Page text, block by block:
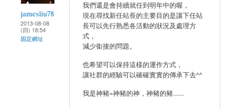
jamesliu78
2013-08-08
(四) 18:54
固定網址
我們還是會持續就任到明年中的喔，
現在尋找新任站長的主要目的是讓下任站
長可以先行熟悉各活動的狀況及處理方
式，
減少銜接的問題。
也希望可以保持這樣的運作方式，
讓社群的經驗可以確確實實的傳承下去^^
我是神豬~神豬的神，神豬的豬.......